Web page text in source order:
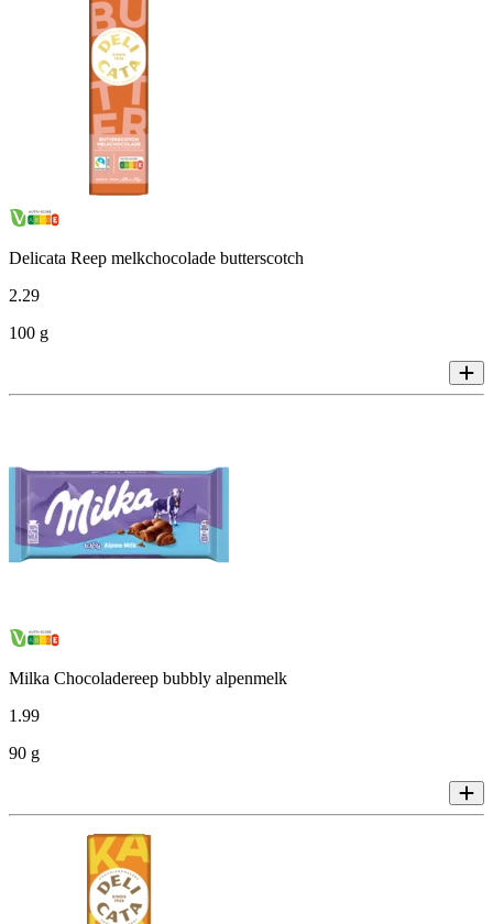
Delicata Reep melkchocolade butterscotch
2.29
100 g
Milka Chocoladereep bubbly alpenmelk
1.99
90 g